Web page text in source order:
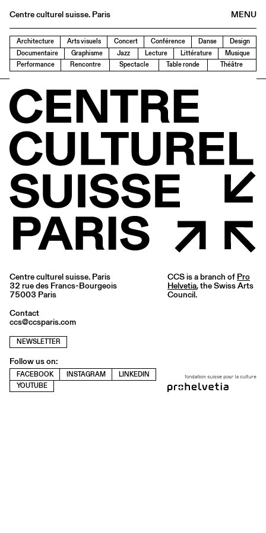
MENU
Centre culturel suisse. Paris
Agenda
Bookshop
Archives
Medias
Publications
About
FR/EN
Architecture Arts visuels Concert Conférence Danse
Design
Documentaire
Graphisme Jazz Lecture Littérature
Musique
Performance
Rencontre Spectacle Table ronde Théâtre
Centre culturel suisse. Paris
32 rue des Francs-Bourgeois
75003 Paris
Contact
ccs@ccsparis.com
NEWSLETTER
Follow us on:
FACEBOOK INSTAGRAM
LINKEDIN
YOUTUBE
CCS is a branch of Pro
Helvetia, the Swiss Arts
Council.